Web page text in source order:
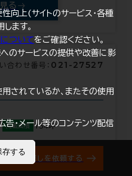
る
合わせ番号： 021-27527
掲載面積 134坪
住所
新宿区新宿5-14-6
まとめて資料請求
オフィス探しを依頼する
向上(サイトのサービス・各種
ます。
ついてをご確認ください。
のサービスの提供や改善に影
されているか、またその使用
・メール等のコンテンツ配信
存する